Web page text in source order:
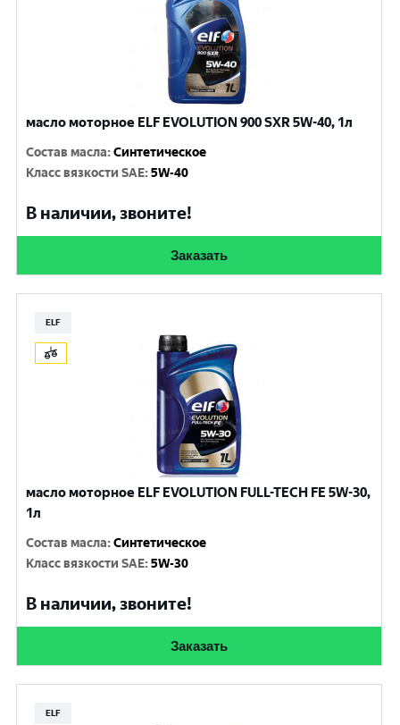
масло моторное ELF EVOLUTION 900 SXR 5W-40, 1л
Состав масла:Синтетическое
Класс вязкости SAE:5W-40
В наличии, звоните!
Заказать
ELF
масло моторное ELF EVOLUTION FULL-TECH FE 5W-30,
1л
Состав масла:Синтетическое
Класс вязкости SAE:5W-30
В наличии, звоните!
Заказать
ELF